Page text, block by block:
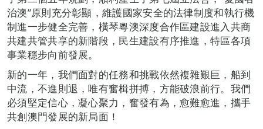
治澳”原則充分彰顯，維護國家安全的法律制度和執行機
制進一步健全完善，橫琴粵澳深度合作區建設進入共商
共建共管共享的新階段，民生建設有序推進，特區各項
事業穩步向前發展。
新的一年，我們面對的任務和挑戰依然複雜艱巨，船到
中流，不進則退，唯有奮楫拼搏，方能破浪前行。我們
必須堅定信心，凝心聚力，奮發有為，愈難愈進，攜手
共創澳門發展的新局面！